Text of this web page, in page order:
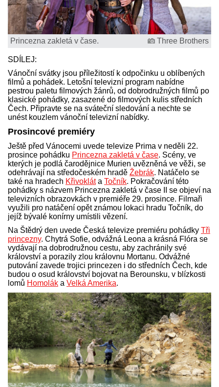
Princezna zakletá v čase. Three Brothers
SDÍLEJ:
Vánoční svátky jsou příležitostí k odpočinku u oblíbených
filmů a pohádek. Letošní televizní program nabídne
pestrou paletu filmových žánrů, od dobrodružných filmů po
klasické pohádky, zasazené do filmových kulis středních
Čech. Připravte se na sváteční sledování a nechte se
unést kouzlem vánoční televizní nabídky.
Prosincové premiéry
Ještě před Vánocemi uvede televize Prima v neděli 22.
prosince pohádku Princezna zakletá v čase. Scény, ve
kterých je podlá čarodějnice Murien uvězněná ve věži, se
odehrávají na středočeském hradě Žebrák. Natáčelo se
také na hradech Křivokláta Točník. Pokračování této
pohádky s názvem Princezna zakletá v čase II se objeví na
televizních obrazovkách v premiéře 29. prosince. Filmaři
využili pro natáčení opět známou lokaci hradu Točník, do
jejíž bývalé konírny umístili vězení.
Na Štědrý den uvede Česká televize premiéru pohádky Tři
princezny. Chytrá Sofie, odvážná Leona a krásná Flóra se
vydávají na dobrodružnou cestu, aby zachránily své
království a porazily zlou královnu Mortanu. Odvážné
putování zavede trojici princezen i do středních Čech, kde
budou o osud království bojovat na Berounsku, v blízkosti
lomů Homolák a Velká Amerika.